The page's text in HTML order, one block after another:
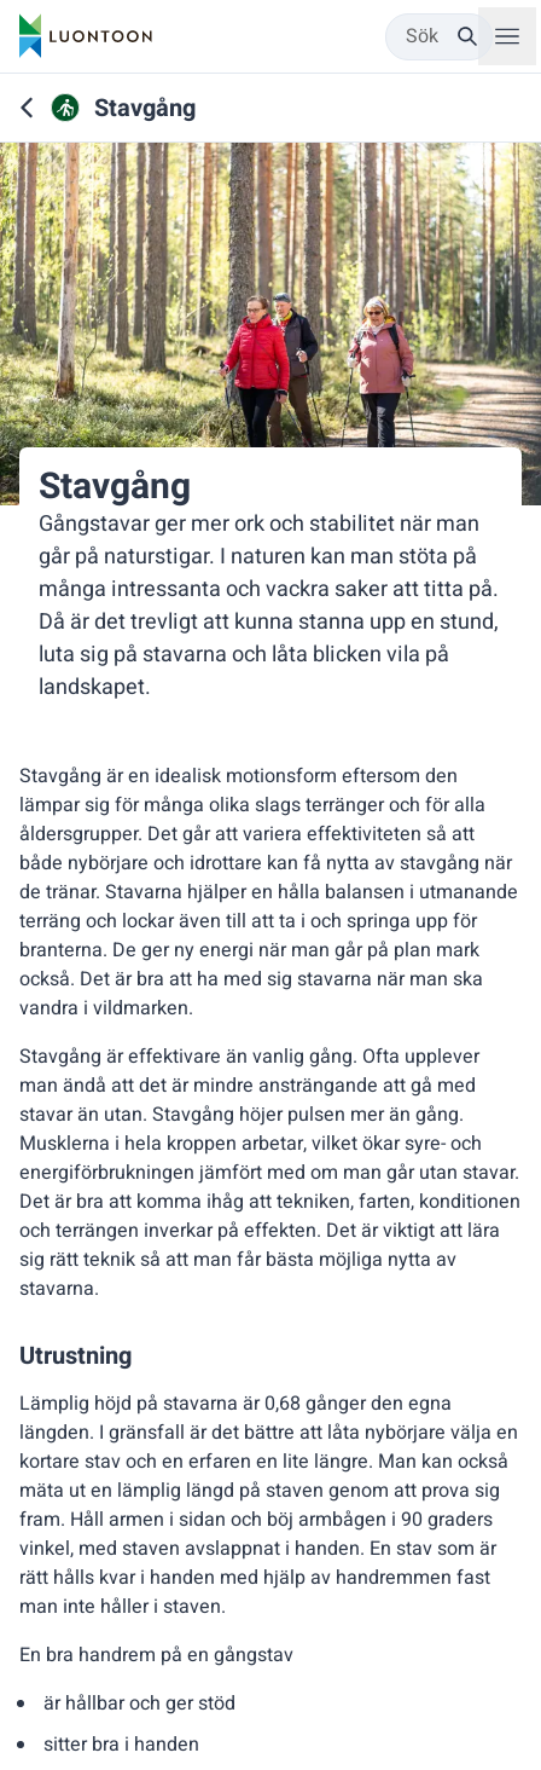
Sök
Stavgång
Stavgång
Gångstavar ger mer ork och stabilitet när man
går på naturstigar. I naturen kan man stöta på
många intressanta och vackra saker att titta på.
Då är det trevligt att kunna stanna upp en stund,
luta sig på stavarna och låta blicken vila på
landskapet.
Stavgång är en idealisk motionsform eftersom den
lämpar sig för många olika slags terränger och för alla
åldersgrupper. Det går att variera effektiviteten så att
både nybörjare och idrottare kan få nytta av stavgång när
de tränar. Stavarna hjälper en hålla balansen i utmanande
terräng och lockar även till att ta i och springa upp för
branterna. De ger ny energi när man går på plan mark
också. Det är bra att ha med sig stavarna när man ska
vandra i vildmarken.
Stavgång är effektivare än vanlig gång. Ofta upplever
man ändå att det är mindre ansträngande att gå med
stavar än utan. Stavgång höjer pulsen mer än gång.
Musklerna i hela kroppen arbetar, vilket ökar syre- och
energiförbrukningen jämfört med om man går utan stavar.
Det är bra att komma ihåg att tekniken, farten, konditionen
och terrängen inverkar på effekten. Det är viktigt att lära
sig rätt teknik så att man får bästa möjliga nytta av
stavarna.
Utrustning
Lämplig höjd på stavarna är 0,68 gånger den egna
längden. I gränsfall är det bättre att låta nybörjare välja en
kortare stav och en erfaren en lite längre. Man kan också
mäta ut en lämplig längd på staven genom att prova sig
fram. Håll armen i sidan och böj armbågen i 90 graders
vinkel, med staven avslappnat i handen. En stav som är
rätt hålls kvar i handen med hjälp av handremmen fast
man inte håller i staven.
En bra handrem på en gångstav
är hållbar och ger stöd
sitter bra i handen